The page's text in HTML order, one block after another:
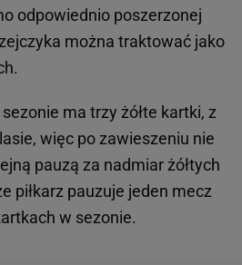
odpowiednio poszerzonej
można traktować jako
ma trzy żółte kartki, z
więc po zawieszeniu nie
pauzą za nadmiar żółtych
piłkarz pauzuje jeden mecz
w sezonie.